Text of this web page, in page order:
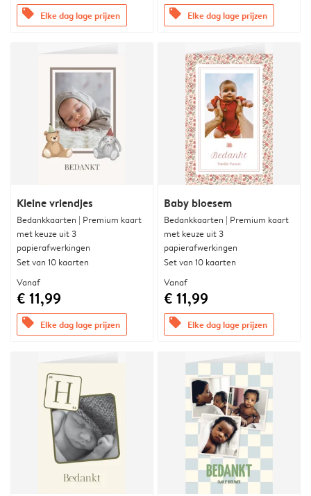
offers Elke dag lage prijzen offers Elke dag lage prijzen
Kleine vriendjes
Bedankkaarten | Premium kaart
met keuze uit 3
papierafwerkingen
Set van 10 kaarten
Vanaf
€ 11,99
offers Elke dag lage prijzen
Baby bloesem
Bedankkaarten | Premium kaart
met keuze uit 3
papierafwerkingen
Set van 10 kaarten
Vanaf
€ 11,99
offers Elke dag lage prijzen